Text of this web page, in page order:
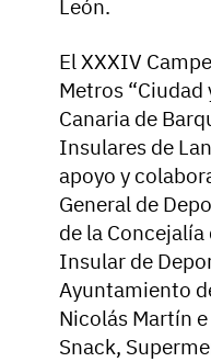
León.
El XXXIV
Metros
Canaria de
Insulares de
apoyo y
General de
de la
Insular de
Ayuntamiento
Nicolás Martín
Snack,